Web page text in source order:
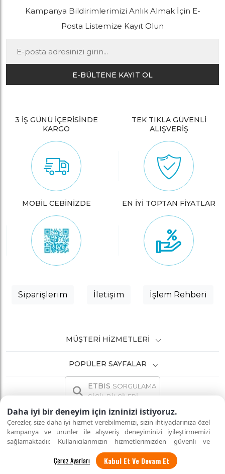
Daha iyi bir deneyim için izninizi istiyoruz.
Çerezler, size daha iyi hizmet verebilmemizi, sizin ihtiyaçlarınıza özel
kampanya ve ürünler ile alışveriş deneyiminizi iyileştirmemizi
sağlamaktadır. Kullanıcılarımızın hizmetlerimizden güvenli ve
eksiksiz şekilde faydalanmalarını sağlamak amacıyla sitemizi
kullanan kişilerin gizliliğini korumayı önemsiyoruz. "Kabul Et"
seçeneği ile tüm çerezleri kabul edebilirsiniz veya "Çerez Ayarları"
Kabul Et Ve Devam Et
Kampanya Bildirimlerimizi Anlık Almak İçin E-
Posta Listemize Kayıt Olun
E-BÜLTENE KAYIT OL
3 İŞ GÜNÜ İÇERİSİNDE
KARGO
TEK TIKLA GÜVENLİ
ALIŞVERİŞ
MOBİL CEBİNİZDE EN İYİ TOPTAN FİYATLAR
Siparişlerim İletişim İşlem Rehberi
MÜŞTERI HIZMETLERI
POPÜLER SAYFALAR
ETBIS SORGULAMA
SİCİL BİLGİLERİ
İNTERNETTE GÜVENLİ ALIŞVERİŞ